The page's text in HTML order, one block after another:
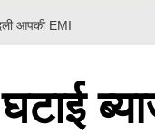
आपकी EMI